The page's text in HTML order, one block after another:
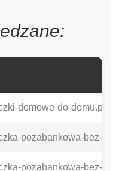
domowe-do-domu.php
pozabankowa-bez-
pozabankowa-bez-